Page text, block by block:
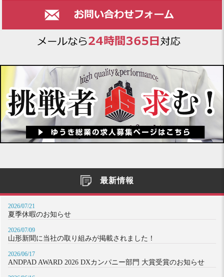
最新情報
2026/07/21
夏季休暇のお知らせ
2026/07/09
山形新聞に当社の取り組みが掲載されました！
2026/06/17
ANDPAD AWARD 2026 DXカンパニー部門 大賞受賞のお知らせ